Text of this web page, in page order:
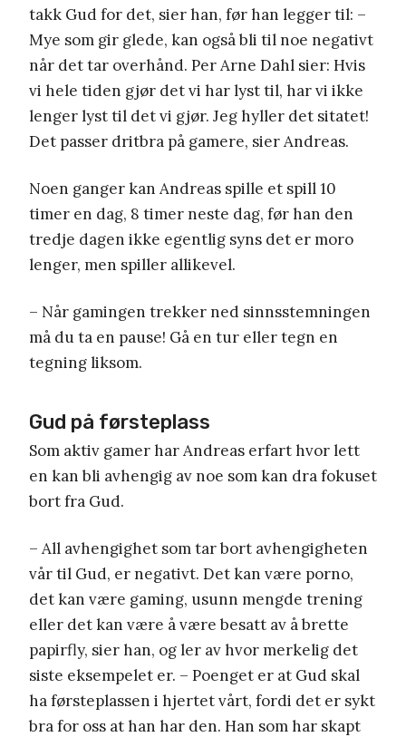
takk Gud for det, sier han, før han legger til: –
Mye som gir glede, kan også bli til noe negativt
når det tar overhånd. Per Arne Dahl sier: Hvis
vi hele tiden gjør det vi har lyst til, har vi ikke
lenger lyst til det vi gjør. Jeg hyller det sitatet!
Det passer dritbra på gamere, sier Andreas.
Noen ganger kan Andreas spille et spill 10
timer en dag, 8 timer neste dag, før han den
tredje dagen ikke egentlig syns det er moro
lenger, men spiller allikevel.
– Når gamingen trekker ned sinnsstemningen
må du ta en pause! Gå en tur eller tegn en
tegning liksom.
Gud på førsteplass
Som aktiv gamer har Andreas erfart hvor lett
en kan bli avhengig av noe som kan dra fokuset
bort fra Gud.
– All avhengighet som tar bort avhengigheten
vår til Gud, er negativt. Det kan være porno,
det kan være gaming, usunn mengde trening
eller det kan være å være besatt av å brette
papirfly, sier han, og ler av hvor merkelig det
siste eksempelet er. – Poenget er at Gud skal
ha førsteplassen i hjertet vårt, fordi det er sykt
bra for oss at han har den. Han som har skapt